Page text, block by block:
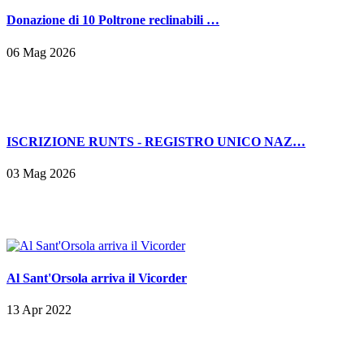
Donazione di 10 Poltrone reclinabili …
06 Mag 2026
ISCRIZIONE RUNTS - REGISTRO UNICO NAZ…
03 Mag 2026
Al Sant'Orsola arriva il Vicorder
13 Apr 2022